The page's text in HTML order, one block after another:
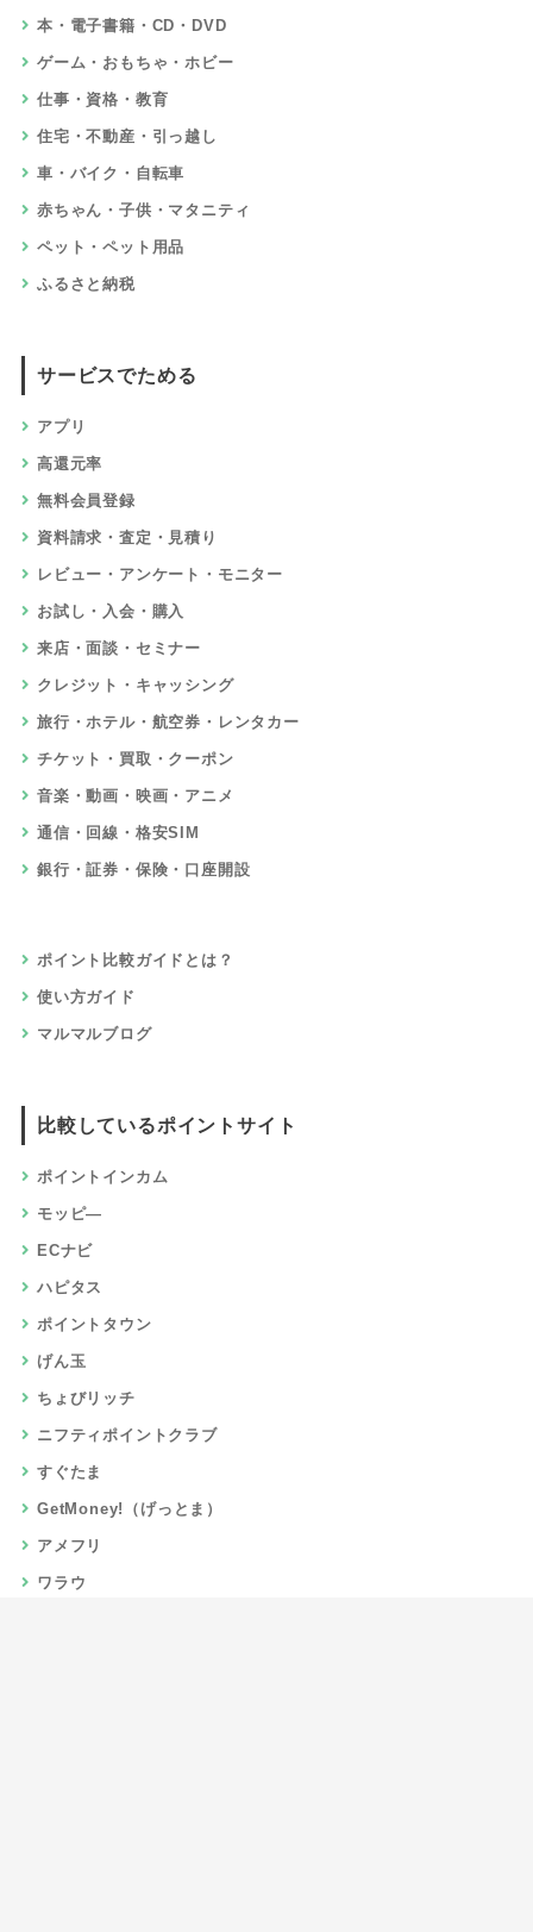
本・電子書籍・CD・DVD
ゲーム・おもちゃ・ホビー
仕事・資格・教育
住宅・不動産・引っ越し
車・バイク・自転車
赤ちゃん・子供・マタニティ
ペット・ペット用品
ふるさと納税
サービスでためる
アプリ
高還元率
無料会員登録
資料請求・査定・見積り
レビュー・アンケート・モニター
お試し・入会・購入
来店・面談・セミナー
クレジット・キャッシング
旅行・ホテル・航空券・レンタカー
チケット・買取・クーポン
音楽・動画・映画・アニメ
通信・回線・格安SIM
銀行・証券・保険・口座開設
ポイント比較ガイドとは？
使い方ガイド
マルマルブログ
比較しているポイントサイト
ポイントインカム
モッピ―
ECナビ
ハピタス
ポイントタウン
げん玉
ちょびリッチ
ニフティポイントクラブ
すぐたま
GetMoney!（げっとま）
アメフリ
ワラウ